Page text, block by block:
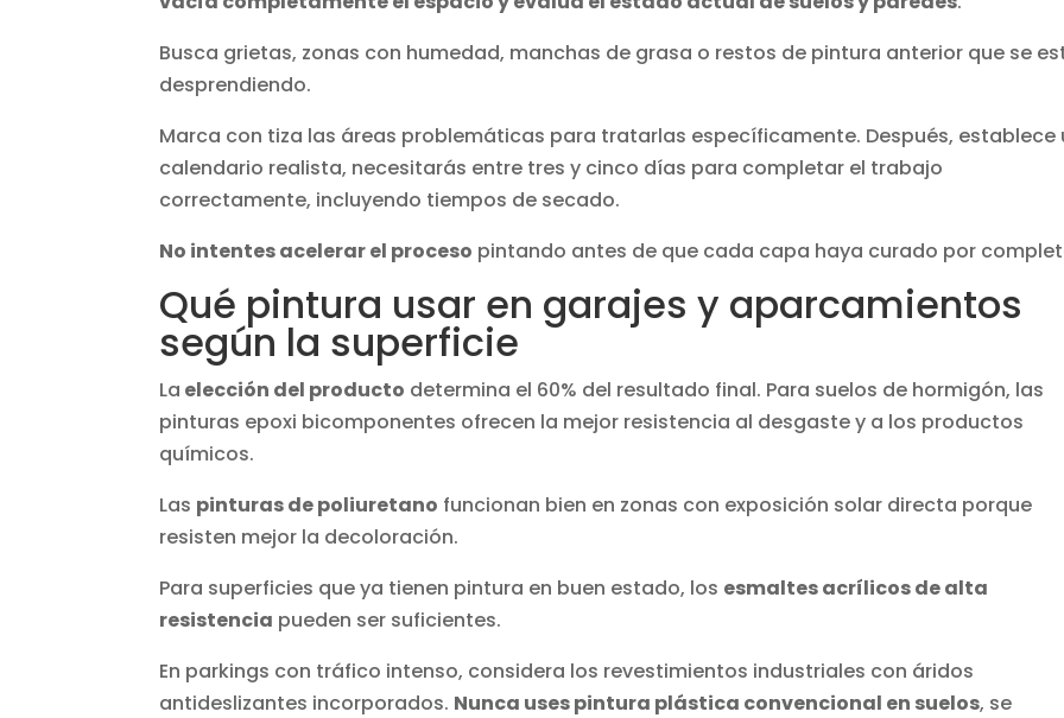
Busca grietas, zonas con humedad, manchas de grasa o restos de pintura anterior que se
desprendiendo.
Marca con tiza las áreas problemáticas para tratarlas específicamente. Después, establece
calendario realista, necesitarás entre tres y cinco días para completar el trabajo
correctamente, incluyendo tiempos de secado.
No intentes acelerar el proceso pintando antes de que cada capa haya curado por
Qué pintura usar en garajes y aparcamientos
según la superficie
La elección del producto determina el 60% del resultado final. Para suelos de hormigón, las
pinturas epoxi bicomponentes ofrecen la mejor resistencia al desgaste y a los productos
químicos.
Las pinturas de poliuretano funcionan bien en zonas con exposición solar directa porque
resisten mejor la decoloración.
Para superficies que ya tienen pintura en buen estado, los esmaltes acrílicos de alta
resistencia pueden ser suficientes.
En parkings con tráfico intenso, considera los revestimientos industriales con áridos
antideslizantes incorporados. Nunca uses pintura plástica convencional en suelos, se